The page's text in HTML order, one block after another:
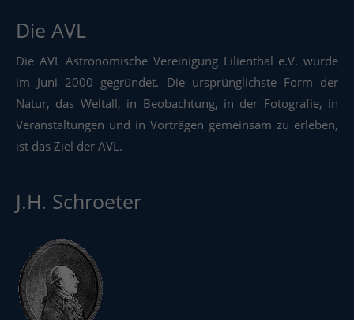
Die AVL
Die AVL Astronomische Vereinigung Lilienthal e.V. wurde
im Juni 2000 gegründet. Die ursprünglichste Form der
Natur, das Weltall, in Beobachtung, in der Fotografie, in
Veranstaltungen und in Vorträgen gemeinsam zu erleben,
ist das Ziel der AVL.
J.H. Schroeter